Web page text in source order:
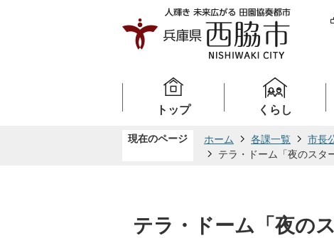
トップ くらし
現在のページ ホーム 各課一覧 市長
テラ・ドーム「夜のスタ
テラ・ドーム「夜の